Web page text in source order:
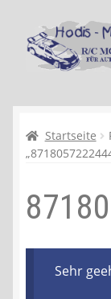
Zur
Navigation
springen
Zum
Inhalt
springen
Kasse
Recycling,
Shop
Startseite
Sehr